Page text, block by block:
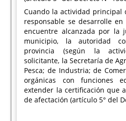
Cuando la actividad principal
responsable se desarrolle
encuentre alcanzada por la
municipio, la autoridad
provincia (según la
solicitante, la Secretaría de
Pesca; de Industria; de
orgánicas con funciones
extender la certificación que
de afectación (artículo 5° del